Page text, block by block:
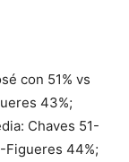
con 51% vs
43%;
Chaves 51-
Figueres 44%;